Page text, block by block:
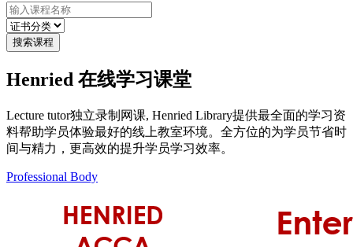
Henried 在线学习课堂
Lecture tutor独立录制网课, Henried Library提供最全面的学习资
料帮助学员体验最好的线上教室环境。全方位的为学员节省时
间与精力，更高效的提升学员学习效率。
Professional Body